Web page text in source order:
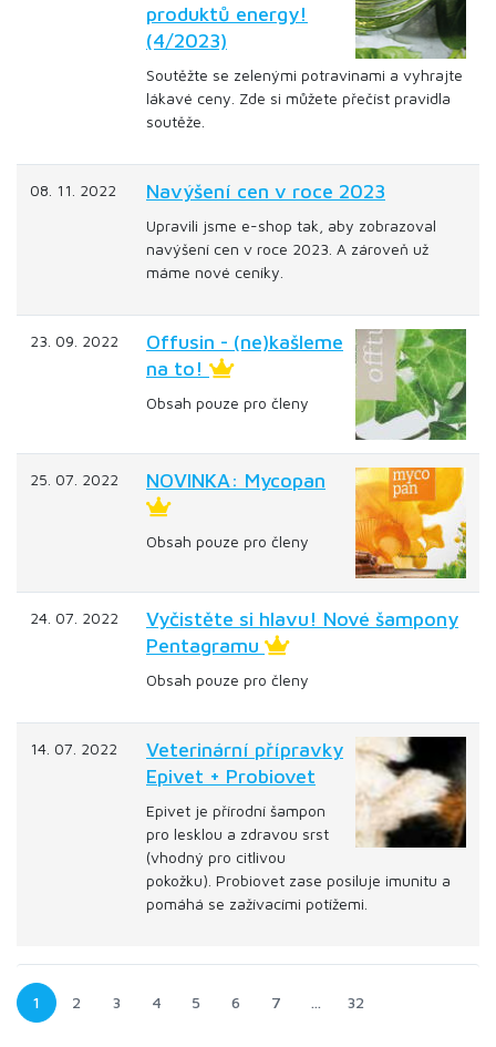
produktů energy!
(4/2023)
Soutěžte se zelenými potravinami a vyhrajte
lákavé ceny. Zde si můžete přečíst pravidla
soutěže.
08. 11. 2022 Navýšení cen v roce 2023
Upravili jsme e-shop tak, aby zobrazoval
navýšení cen v roce 2023. A zároveň už
máme nové ceníky.
23. 09. 2022
Offusin - (ne)kašleme
na to!
Obsah pouze pro členy
25. 07. 2022 NOVINKA: Mycopan
Obsah pouze pro členy
24. 07. 2022
Vyčistěte si hlavu! Nové šampony
Pentagramu
Obsah pouze pro členy
14. 07. 2022
Veterinární přípravky
Epivet + Probiovet
Epivet je přírodní šampon
pro lesklou a zdravou srst
(vhodný pro citlivou
pokožku). Probiovet zase posiluje imunitu a
pomáhá se zažívacími potížemi.
1 2 3 4 5 6 7 … 32